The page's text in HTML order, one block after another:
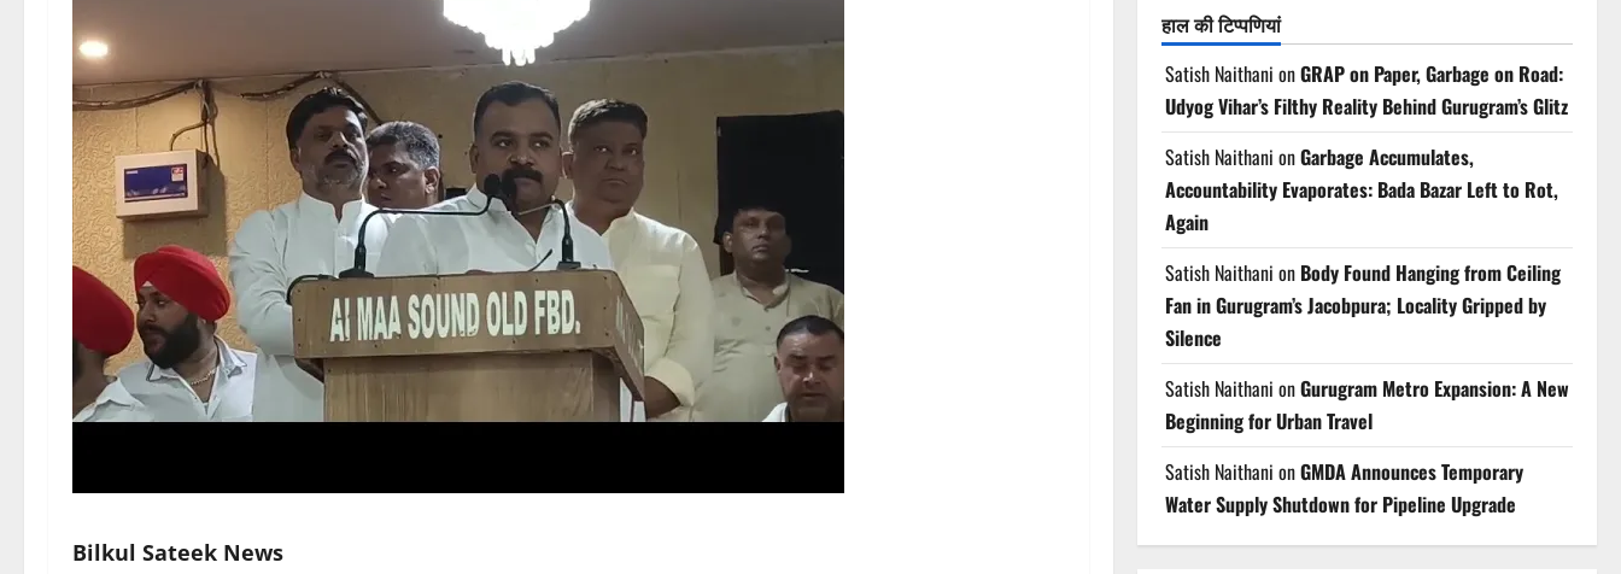
Bilkul Sateek News
हाल की टिप्पणियां
Satish Naithani onGRAP on Paper, Garbage on Road:
Udyog Vihar’s Filthy Reality Behind Gurugram’s Glitz
Satish Naithani onGarbage Accumulates,
Accountability Evaporates: Bada Bazar Left to Rot,
Again
Satish Naithani on Body Found Hanging from Ceiling
Fan in Gurugram’s Jacobpura; Locality Gripped by
Silence
Satish Naithani onGurugram Metro Expansion: A New
Beginning for Urban Travel
Satish Naithani onGMDA Announces Temporary
Water Supply Shutdown for Pipeline Upgrade